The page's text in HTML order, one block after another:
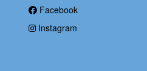
Facebook
Instagram